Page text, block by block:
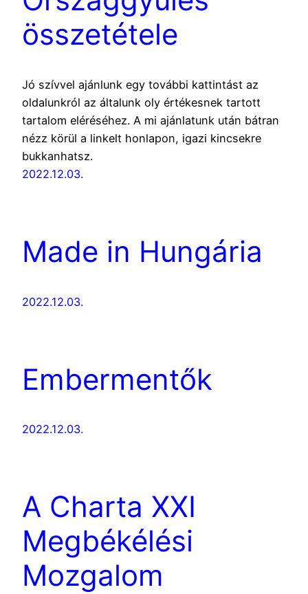
összetétele
Jó szívvel ajánlunk egy további kattintást az
oldalunkról az általunk oly értékesnek tartott
tartalom eléréséhez. A mi ajánlatunk után bátran
nézz körül a linkelt honlapon, igazi kincsekre
bukkanhatsz.
2022.12.03.
Made in Hungária
2022.12.03.
Embermentők
2022.12.03.
A Charta XXI
Megbékélési
Mozgalom